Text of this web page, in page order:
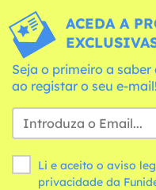
ACEDA A
Seja o primeiro a
ao registar o seu e-mail!
Li e aceito o aviso
privacidade da